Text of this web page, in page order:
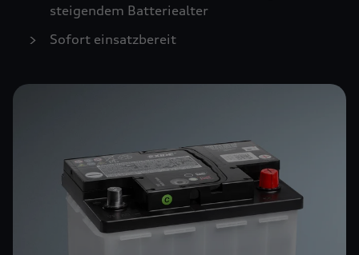
steigendem Batteriealter
Sofort einsatzbereit